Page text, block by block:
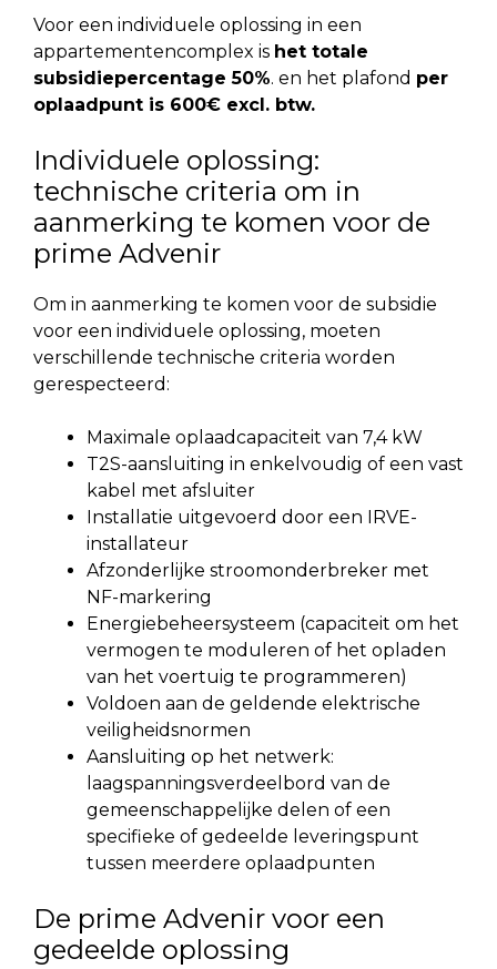
Voor een individuele oplossing in een
appartementencomplex is het totale
subsidiepercentage 50%. en het plafond per
oplaadpunt is 600€ excl. btw.
Individuele oplossing:
technische criteria om in
aanmerking te komen voor de
prime Advenir
Om in aanmerking te komen voor de subsidie
voor een individuele oplossing, moeten
verschillende technische criteria worden
gerespecteerd:
Maximale oplaadcapaciteit van 7,4 kW
T2S-aansluiting in enkelvoudig of een vast
kabel met afsluiter
Installatie uitgevoerd door een IRVE-
installateur
Afzonderlijke stroomonderbreker met
NF-markering
Energiebeheersysteem (capaciteit om het
vermogen te moduleren of het opladen
van het voertuig te programmeren)
Voldoen aan de geldende elektrische
veiligheidsnormen
Aansluiting op het netwerk:
laagspanningsverdeelbord van de
gemeenschappelijke delen of een
specifieke of gedeelde leveringspunt
tussen meerdere oplaadpunten
De prime Advenir voor een
gedeelde oplossing